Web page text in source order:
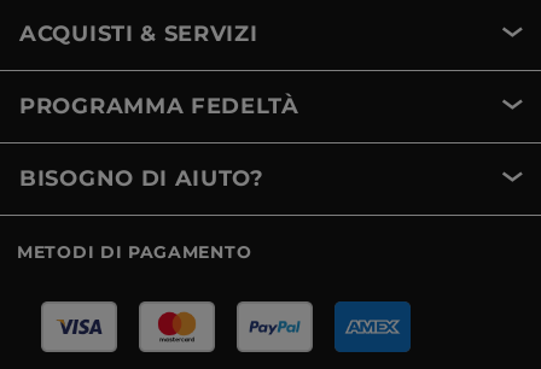
ACQUISTI & SERVIZI
PROGRAMMA FEDELTÀ
BISOGNO DI AIUTO?
METODI DI PAGAMENTO